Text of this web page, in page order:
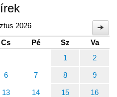
2026
Cs Pé Sz
Va
1
2
6 7 8 9
13 14 15 16